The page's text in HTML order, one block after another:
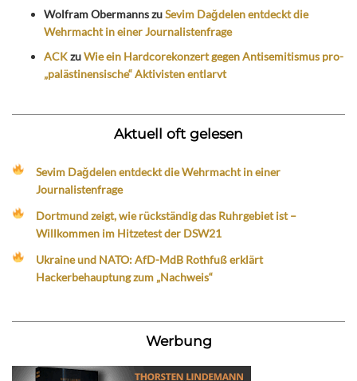
Wolfram ObermannszuSevim Dağdelen entdeckt die
Wehrmacht in einer Journalistenfrage
ACKzuWie ein Hardcorekonzert gegen Antisemitismus pro-
„palästinensische“ Aktivisten entlarvt
Aktuell oft gelesen
Sevim Dağdelen entdeckt die Wehrmacht in einer
Journalistenfrage
Dortmund zeigt, wie rückständig das Ruhrgebiet ist –
Willkommen im Hitzetest der DSW21
Ukraine und NATO: AfD-MdB Rothfuß erklärt
Hackerbehauptung zum „Nachweis“
Werbung